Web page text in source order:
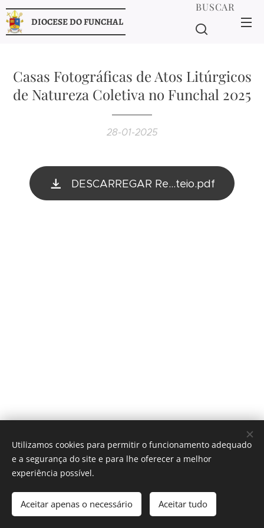
DIOCESE DO FUNCHAL
BUSCAR
Casas Fotográficas de Atos Litúrgicos
de Natureza Coletiva no Funchal 2025
28-01-2025
DESCARREGAR Re...teio.pdf
IGREJA CATÓLICA
Diocese do Funchal - 2017
Utilizamos cookies para permitir o funcionamento adequado
e a segurança do site e para lhe oferecer a melhor
experiência possível.
Aceitar apenas o necessário Aceitar tudo